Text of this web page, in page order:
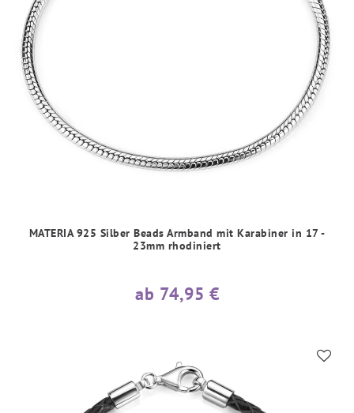
MATERIA 925 Silber Beads Armband mit Karabiner in 17 -
23mm rhodiniert
ab 74,95 €